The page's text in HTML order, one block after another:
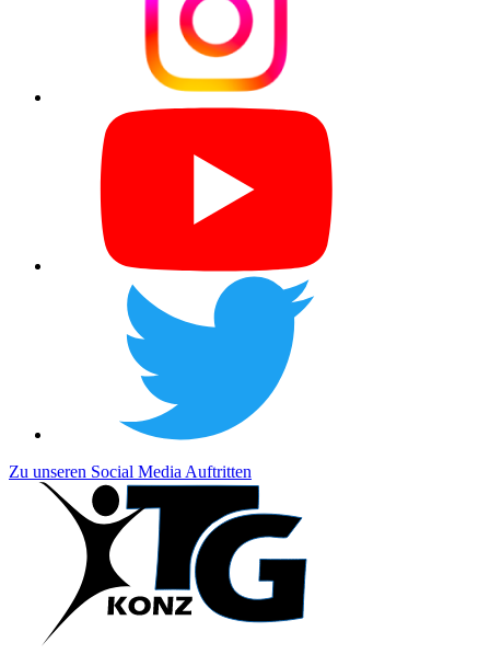
Zu unseren Social Media Auftritten